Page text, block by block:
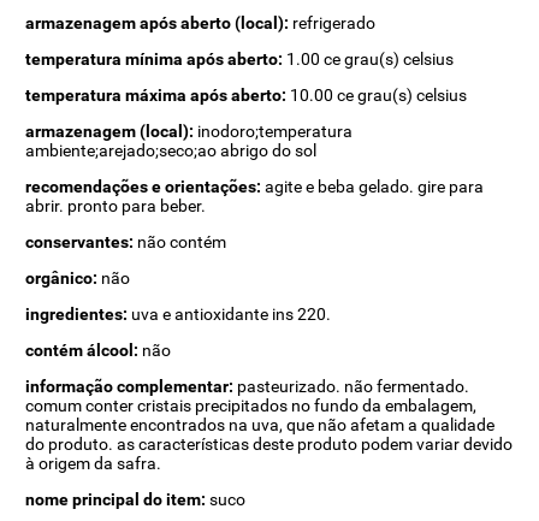
armazenagem após aberto (local): refrigerado
temperatura mínima após aberto: 1.00 ce grau(s) celsius
temperatura máxima após aberto: 10.00 ce grau(s) celsius
armazenagem (local): inodoro;temperatura
ambiente;arejado;seco;ao abrigo do sol
recomendações e orientações: agite e beba gelado. gire para
abrir. pronto para beber.
conservantes: não contém
orgânico: não
ingredientes: uva e antioxidante ins 220.
contém álcool: não
informação complementar: pasteurizado. não fermentado.
comum conter cristais precipitados no fundo da embalagem,
naturalmente encontrados na uva, que não afetam a qualidade
do produto. as características deste produto podem variar devido
à origem da safra.
nome principal do item: suco